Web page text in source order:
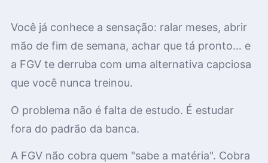
Você já conhece a sensação: ralar meses, abrir
mão de fim de semana, achar que tá pronto… e
a FGV te derruba com uma alternativa capciosa
que você nunca treinou.
O problema não é falta de estudo. É estudar
fora do padrão da banca.
A FGV não cobra quem "sabe a matéria". Cobra